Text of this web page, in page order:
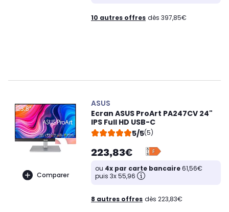
10 autres offres dès 397,85€
Comparer
ASUS
Ecran ASUS ProArt PA247CV 24"
IPS Full HD USB-C
5/5(5)
223,83€
ou 4x par carte bancaire61,56€
puis 3x 55,96
8 autres offres dès 223,83€